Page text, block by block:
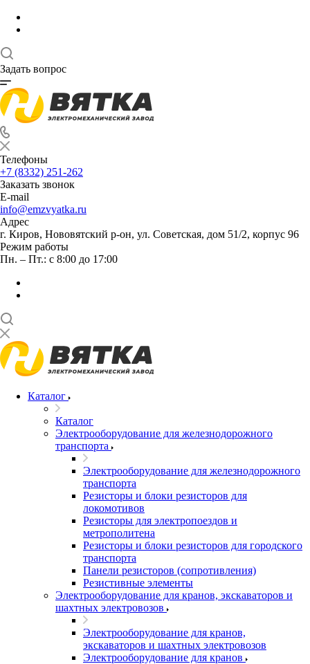
Задать вопрос
Телефоны
+7 (8332) 251-262
Заказать звонок
E-mail
info@emzvyatka.ru
Адрес
г. Киров, Нововятский р-он, ул. Советская, дом 51/2, корпус 96
Режим работы
Пн. – Пт.: с 8:00 до 17:00
Каталог
Каталог
Электрооборудование для железнодорожного
транспорта
Электрооборудование для железнодорожного
транспорта
Резисторы и блоки резисторов для
локомотивов
Резисторы для электропоездов и
метрополитена
Резисторы и блоки резисторов для городского
транспорта
Панели резисторов (сопротивления)
Резистивные элементы
Электрооборудование для кранов, экскаваторов и
шахтных электровозов
Электрооборудование для кранов,
экскаваторов и шахтных электровозов
Электрооборудование для кранов